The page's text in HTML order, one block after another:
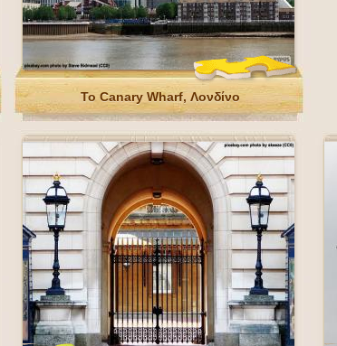
Το Canary Wharf, Λονδίνο